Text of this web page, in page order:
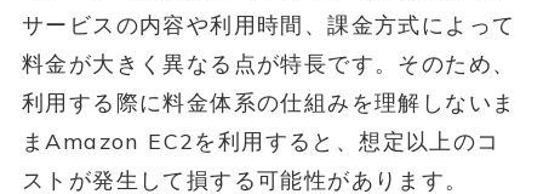
サービスの内容や利用時間、課金方式によって
料金が大きく異なる点が特長です。そのため、
利用する際に料金体系の仕組みを理解しないま
まAmazon EC2を利用すると、想定以上のコ
ストが発生して損する可能性があります。